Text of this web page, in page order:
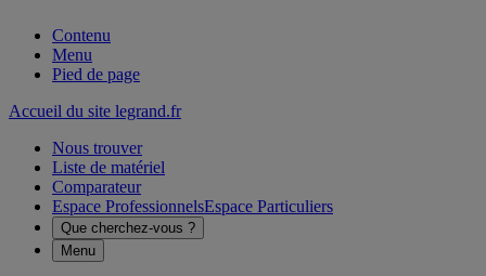
Contenu
Menu
Pied de page
Accueil du site legrand.fr
Nous trouver
Liste de matériel
Comparateur
Espace ProfessionnelsEspace Particuliers
Que cherchez-vous ?
Menu